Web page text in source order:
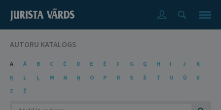
AUTORU KATALOGS
A Ā B C Č D E Ē F G Ģ H I J
K
Ķ
L Ļ M N Ņ O P R S Š T U Ū
V
Z
Ž